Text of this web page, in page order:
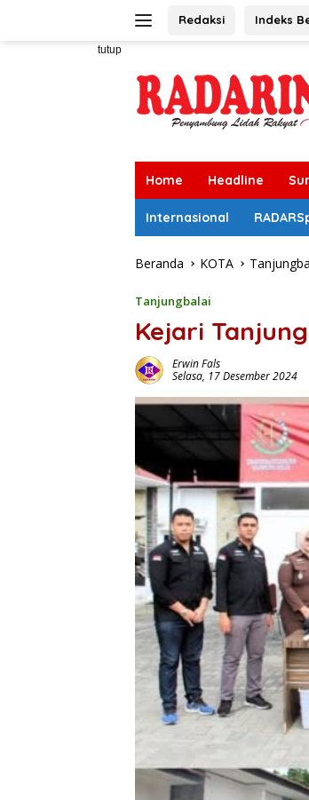
Redaksi Indeks
tutup
Home Headline
Internasional
Beranda KOTA
Tanjungbalai
Kejari
Erwin Fals
Selasa, 17 Desember 2024